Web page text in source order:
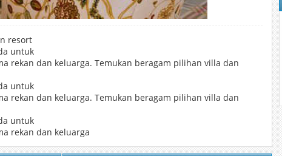
resort
untuk
rekan dan keluarga. Temukan beragam pilihan villa dan
untuk
rekan dan keluarga. Temukan beragam pilihan villa dan
untuk
rekan dan keluarga